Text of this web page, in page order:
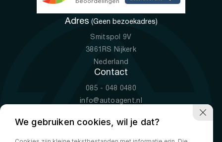
Adres (Geen bezoekadres)
Smitspol 9V
3861RS Nijkerk
Nederland
Contact
085 - 048 0480
info@autoagent.nl
Openingstijden
We gebruiken cookies, wil je dat?